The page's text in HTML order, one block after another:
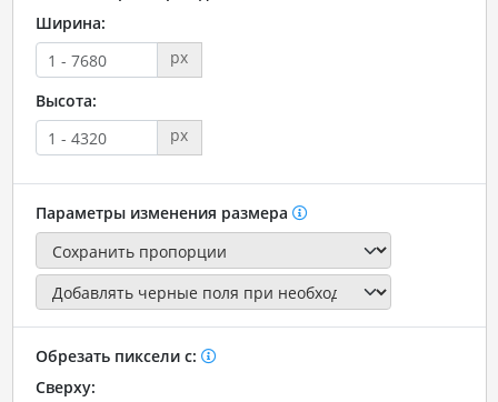
Ширина:
px
Высота:
px
Параметры изменения размера
Обрезать пиксели с:
Сверху: